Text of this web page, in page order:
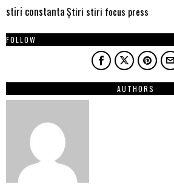
stiri constantaȘtiri stiri focus press
FOLLOW
AUTHORS